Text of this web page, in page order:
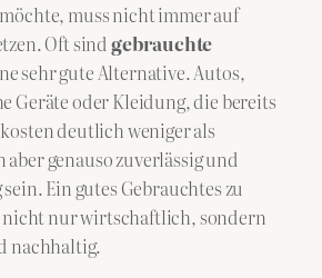
muss nicht immer auf
Oft sindgebrauchte
sehr gute Alternative. Autos,
Geräte oder Kleidung, die bereits
deutlich weniger als
aber genauso zuverlässig und
Ein gutes Gebrauchtes zu
nicht nur wirtschaftlich, sondern
nachhaltig.